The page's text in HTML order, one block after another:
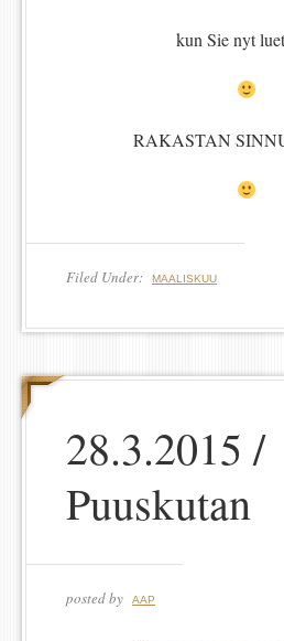
kun Sie nyt
RAKASTAN
Filed Under: MAALISKUU
28.3.2015 /
Puuskutan
posted by AAP